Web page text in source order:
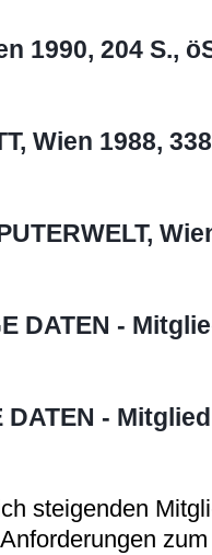
1990, 204 S.,
Wien 1988,
DATEN -
DATEN -
steigenden